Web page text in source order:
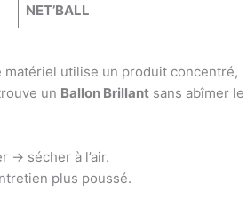
NET’BALL
matériel utilise un produit concentré,
un Ballon Brillant sans abîmer le
→ sécher à l’air.
plus poussé.